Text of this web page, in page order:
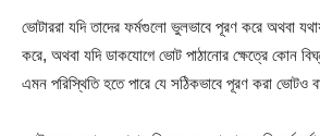
ভোটাররা যদি তাদের ফর্মগুলো ভুলভাবে পূরণ করে অথবা
করে, অথবা যদি ডাকযোগে ভোট পাঠানোর ক্ষেত্রে কোন
এমন পরিস্থিতি হতে পারে যে সঠিকভাবে পূরণ করা ভোটও